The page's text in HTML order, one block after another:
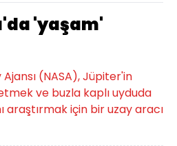
'yaşam'
Ajansı (NASA), Jüpiter'in
ve buzla kaplı uyduda
araştırmak için bir uzay aracı